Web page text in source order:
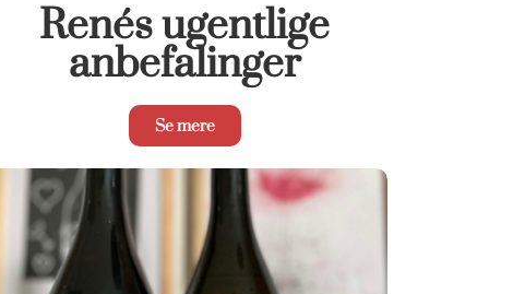
Renés ugentlige
anbefalinger
Se mere